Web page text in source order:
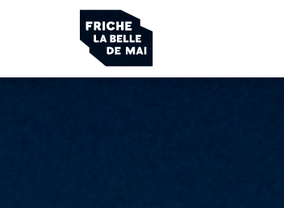
Panneau de gestion des cookies